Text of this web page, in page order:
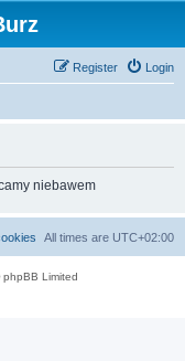
Login
Register
niebawem
All times are UTC+02:00
Limited